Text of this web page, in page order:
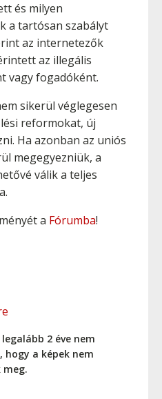
és milyen
a tartósan szabályt
az internetezők
az illegális
vagy fogadóként.
sikerül véglegesen
reformokat, új
Ha azonban az uniós
megegyezniük, a
válik a teljes
a Fórumba!
2 éve nem
a képek nem
meg.